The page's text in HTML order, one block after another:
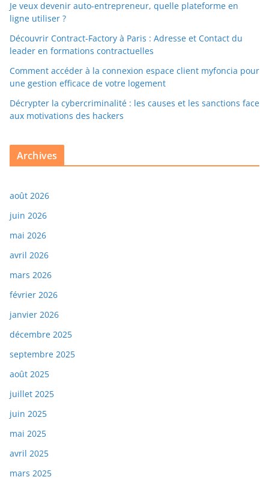
Je veux devenir auto-entrepreneur, quelle plateforme en
ligne utiliser ?
Découvrir Contract-Factory à Paris : Adresse et Contact du
leader en formations contractuelles
Comment accéder à la connexion espace client myfoncia pour
une gestion efficace de votre logement
Décrypter la cybercriminalité : les causes et les sanctions face
aux motivations des hackers
Archives
août 2026
juin 2026
mai 2026
avril 2026
mars 2026
février 2026
janvier 2026
décembre 2025
septembre 2025
août 2025
juillet 2025
juin 2025
mai 2025
avril 2025
mars 2025